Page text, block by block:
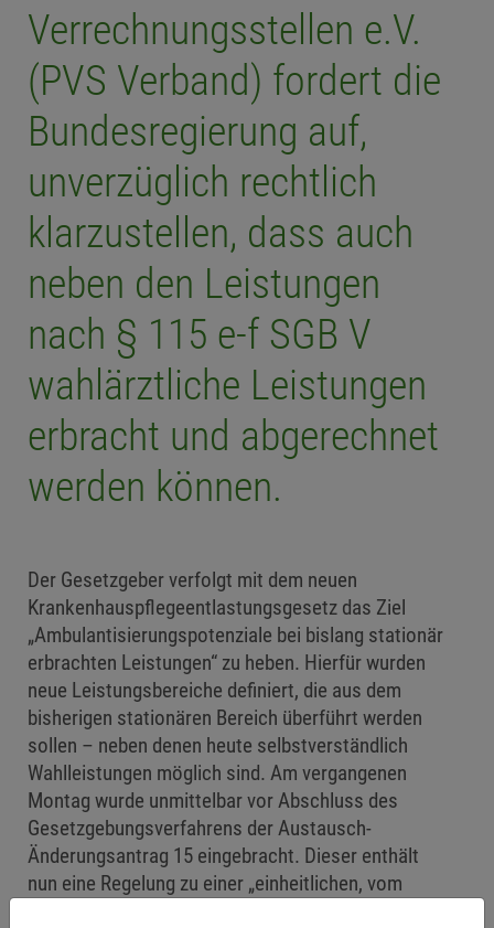
Verrechnungsstellen e.V.
(PVS Verband) fordert die
Bundesregierung auf,
unverzüglich rechtlich
klarzustellen, dass auch
neben den Leistungen
nach § 115 e-f SGB V
wahlärztliche Leistungen
erbracht und abgerechnet
werden können.
Der Gesetzgeber verfolgt mit dem neuen
Krankenhauspflegeentlastungsgesetz das Ziel
„Ambulantisierungspotenziale bei bislang stationär
erbrachten Leistungen“ zu heben. Hierfür wurden
neue Leistungsbereiche definiert, die aus dem
bisherigen stationären Bereich überführt werden
sollen – neben denen heute selbstverständlich
Wahlleistungen möglich sind. Am vergangenen
Montag wurde unmittelbar vor Abschluss des
Gesetzgebungsverfahrens der Austausch-
Änderungsantrag 15 eingebracht. Dieser enthält
nun eine Regelung zu einer „einheitlichen, vom